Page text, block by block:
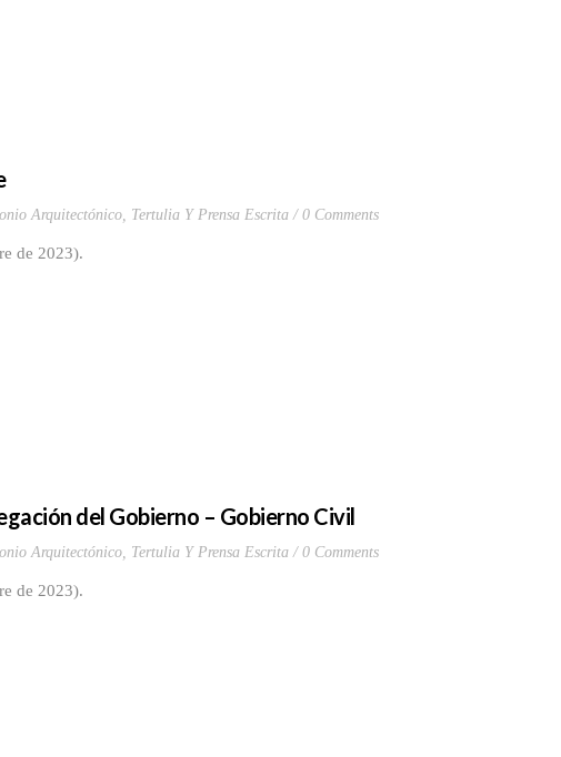
Arquitectónico, Tertulia Y Prensa Escrita 0 Comments
de 2023).
del Gobierno – Gobierno Civil
Arquitectónico, Tertulia Y Prensa Escrita 0 Comments
de 2023).